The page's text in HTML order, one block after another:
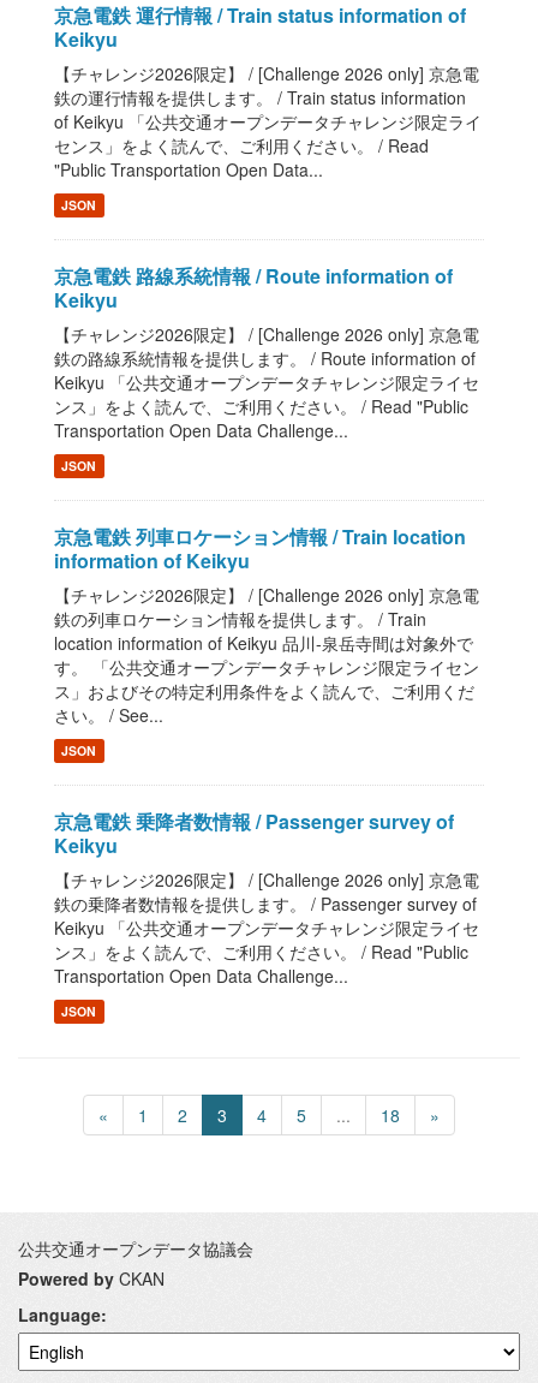
京急電鉄 運行情報 / Train status information of
Keikyu
【チャレンジ2026限定】 / [Challenge 2026 only] 京急電
鉄の運行情報を提供します。 / Train status information
of Keikyu 「公共交通オープンデータチャレンジ限定ライ
センス」をよく読んで、ご利用ください。 / Read
"Public Transportation Open Data...
JSON
京急電鉄 路線系統情報 / Route information of
Keikyu
【チャレンジ2026限定】 / [Challenge 2026 only] 京急電
鉄の路線系統情報を提供します。 / Route information of
Keikyu 「公共交通オープンデータチャレンジ限定ライセ
ンス」をよく読んで、ご利用ください。 / Read "Public
Transportation Open Data Challenge...
JSON
京急電鉄 列車ロケーション情報 / Train location
information of Keikyu
【チャレンジ2026限定】 / [Challenge 2026 only] 京急電
鉄の列車ロケーション情報を提供します。 / Train
location information of Keikyu 品川-泉岳寺間は対象外で
す。 「公共交通オープンデータチャレンジ限定ライセン
ス」およびその特定利用条件をよく読んで、ご利用くだ
さい。 / See...
JSON
京急電鉄 乗降者数情報 / Passenger survey of
Keikyu
【チャレンジ2026限定】 / [Challenge 2026 only] 京急電
鉄の乗降者数情報を提供します。 / Passenger survey of
Keikyu 「公共交通オープンデータチャレンジ限定ライセ
ンス」をよく読んで、ご利用ください。 / Read "Public
Transportation Open Data Challenge...
JSON
« 1 2 3 4 5 ... 18 »
公共交通オープンデータ協議会
Powered by CKAN
Language